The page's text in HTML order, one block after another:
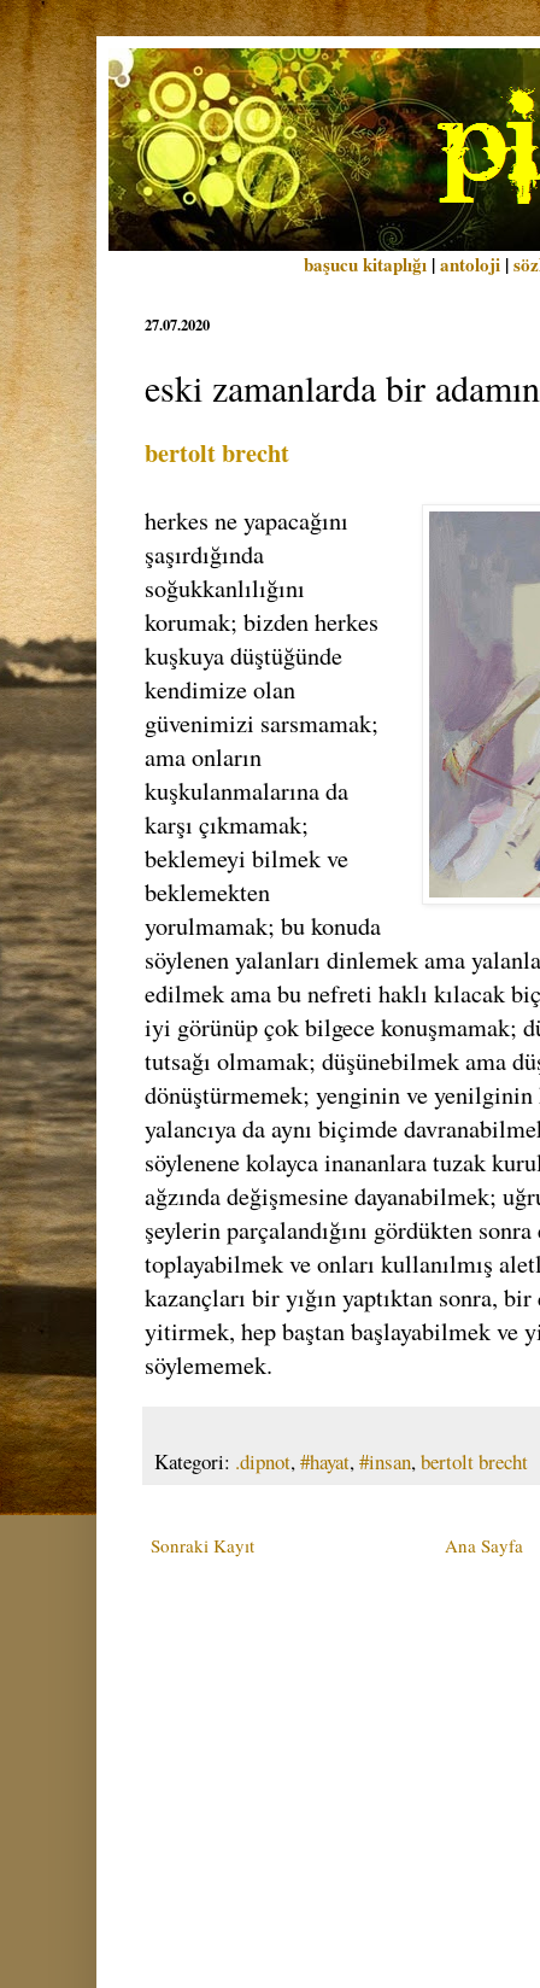
başucu kitaplığı |antoloji |
27.07.2020
eski zamanlarda bir
bertolt brecht
herkes ne yapacağını
şaşırdığında
soğukkanlılığını
korumak; bizden herkes
kuşkuya düştüğünde
kendimize olan
güvenimizi sarsmamak;
ama onların
kuşkulanmalarına da
karşı çıkmamak;
beklemeyi bilmek ve
beklemekten
yorulmamak; bu konuda
söylenen yalanları dinlemek ama
edilmek ama bu nefreti haklı kılacak
iyi görünüp çok bilgece konuşmamak;
tutsağı olmamak; düşünebilmek ama
dönüştürmemek; yenginin ve yenilginin
yalancıya da aynı biçimde
söylenene kolayca inananlara tuzak
ağzında değişmesine dayanabilmek;
şeylerin parçalandığını gördükten
toplayabilmek ve onları kullanılmış
kazançları bir yığın yaptıktan sonra,
yitirmek, hep baştan başlayabilmek ve
söylememek.
Kategori: .dipnot,#hayat,#insan,bertolt brecht
Sonraki Kayıt Ana Sayfa